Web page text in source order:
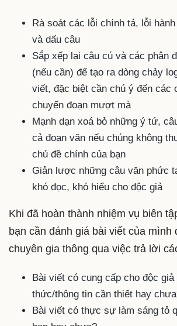
Rà soát các lỗi chính tả, lỗi
và dấu câu
Sắp xếp lại câu cú và các phân
(nếu cần) để tạo ra dòng chảy
viết, đặc biệt cần chú ý đến các
chuyển đoạn mượt mà
Mạnh dạn xoá bỏ những ý tứ,
cả đoạn văn nếu chúng không
chủ đề chính của bạn
Giản lược những câu văn phức
khó đọc, khó hiểu cho độc giả
Khi đã hoàn thành nhiệm vụ biên
bạn cần đánh giá bài viết của mình
chuyên gia thông qua việc trả lời
Bài viết có cung cấp cho độc giả
thức/thông tin cần thiết hay
Bài viết có thực sự làm sáng tỏ